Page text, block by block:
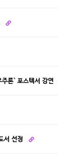
론` 포스텍서 강연
서 선정